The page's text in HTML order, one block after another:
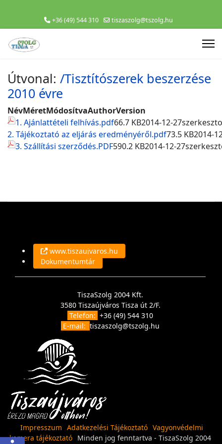
+36 (49) 544 310 tiszaszolg@tszolg.hu
Útvonal: /Tisztítószerek beszerzése
2010 évre
NévMéretMódosítvaAuthorVersion
1. Ajánlattételi felhívás.pdf66.7 KB2014-12-27szerkeszto
2. Tájékoztató az eljárás eredményéről.pdf73.5 KB2014-
3. Szállítási szerződés.PDF590.2 KB2014-12-27
www.tiszaujvaros.hu
Dokumentumtár
TiszaSzolg 2004 Kft.
3580 Tiszaújváros Tisza út 2/F.
Telefon: +36 (49) 544 310
E-mail: tiszaszolg@tszolg.hu
Impresszum Adatkezelési Tájékoztató Vagyonvédelmi
kamera tájékoztató Minden jog fenntartva - TiszaSzolg 2004